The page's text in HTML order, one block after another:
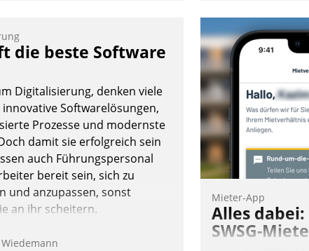
Einführung einer neuen
es nicht getan. Die
erfordert von
die Bereitschaft, sich zu
zu hinterfragen und zu
die beste Software
Digitalisierung, denken viele
Softwarelösungen,
Prozesse und modernste
damit sie erfolgreich sein
auch Führungspersonal
bereit sein, sich zu
und anzupassen, sonst
an ihr scheitern.
Mieter-App
Alles
SWSG-